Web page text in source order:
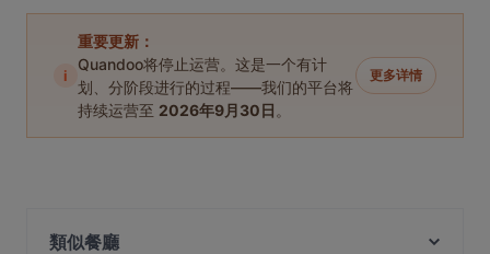
i
重要更新：
Quandoo将停止运营。这是一个有计
划、分阶段进行的过程——我们的平台将
持续运营至 2026年9月30日 。
更多详情
類似餐廳